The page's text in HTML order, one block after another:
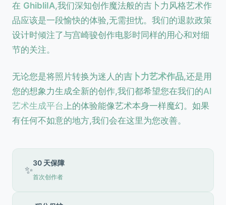
在 GhibliIA,我们深知创作魔法般的吉卜力风格艺术作
品应该是一段愉快的体验,无需担忧。我们的退款政策
设计时倾注了与宫崎骏创作电影时同样的用心和对细
节的关注。
无论您是将照片转换为迷人的吉卜力艺术作品,还是用
您的想象力生成全新的创作,我们都希望您在我们的AI
艺术生成平台上的体验能像艺术本身一样魔幻。如果
有任何不如意的地方,我们会在这里为您改善。
✨
30 天保障
首次创作者